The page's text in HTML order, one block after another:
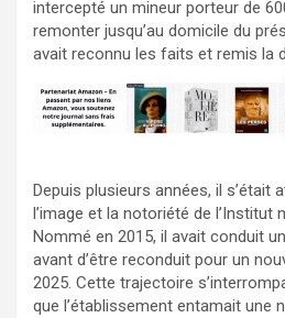
intercepté un mineur porteur de
remonter jusqu’au domicile du
avait reconnu les faits et remis la
Depuis plusieurs années, il s’était
l’image et la notoriété de l’Institut
Nommé en 2015, il avait conduit
avant d’être reconduit pour un
2025. Cette trajectoire
que l’établissement entamait une